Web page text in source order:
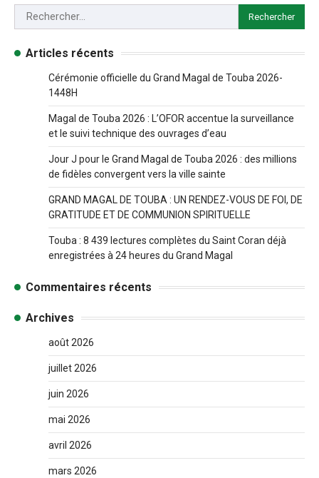
Articles récents
Cérémonie officielle du Grand Magal de Touba 2026-
1448H
Magal de Touba 2026 : L’OFOR accentue la surveillance
et le suivi technique des ouvrages d’eau
Jour J pour le Grand Magal de Touba 2026 : des millions
de fidèles convergent vers la ville sainte
GRAND MAGAL DE TOUBA : UN RENDEZ-VOUS DE FOI, DE
GRATITUDE ET DE COMMUNION SPIRITUELLE
Touba : 8 439 lectures complètes du Saint Coran déjà
enregistrées à 24 heures du Grand Magal
Commentaires récents
Archives
août 2026
juillet 2026
juin 2026
mai 2026
avril 2026
mars 2026